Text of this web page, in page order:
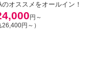
のオススメをオールイン！
円～
26,400円～）